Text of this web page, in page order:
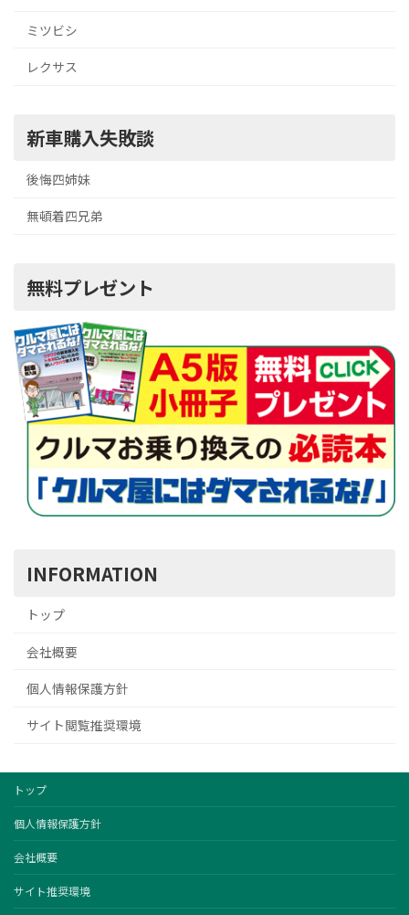
ミツビシ
レクサス
新車購入失敗談
後悔四姉妹
無頓着四兄弟
無料プレゼント
INFORMATION
トップ
会社概要
個人情報保護方針
サイト閲覧推奨環境
トップ
個人情報保護方針
会社概要
サイト推奨環境